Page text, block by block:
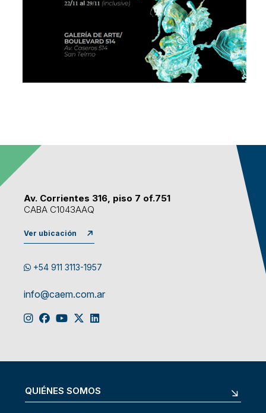
Av. Corrientes 316, piso 7 of.751
CABA C1043AAQ
Ver ubicación
+54 911 3113-1957
info@caem.com.ar
QUIÉNES SOMOS